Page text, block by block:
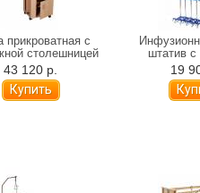
прикроватная с
столешницей
Rubens 1
43 120 р.
штатив с
столиком
МЕТ
19